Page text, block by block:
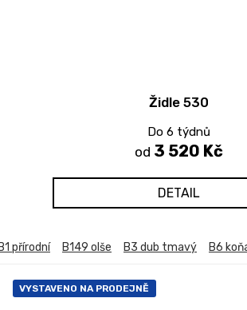
Židle 530
Do 6 týdnů
od 3 520 Kč
DETAIL
přírodní B149 olše B3 dub tmavý B6
VYSTAVENO NA PRODEJNĚ